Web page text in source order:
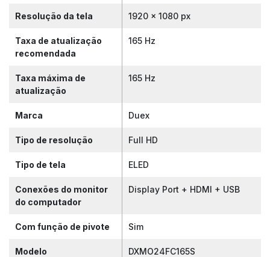
Resolução da tela 1920 x 1080 px
Taxa de atualização
recomendada
165 Hz
Taxa máxima de
atualização
165 Hz
Marca Duex
Tipo de resolução Full HD
Tipo de tela ELED
Conexões do monitor
do computador
Display Port + HDMI + USB
Com função de pivote Sim
Modelo DXMO24FC165S